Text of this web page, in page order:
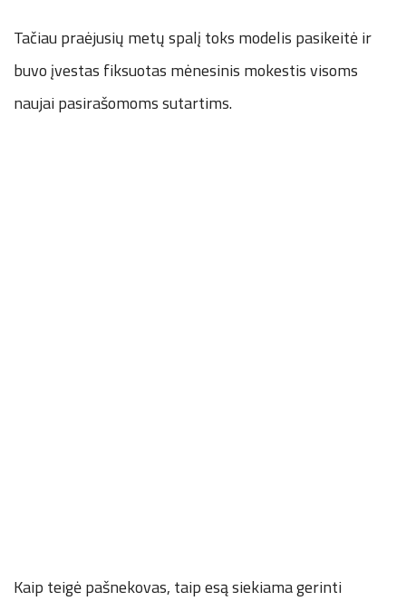
Tačiau praėjusių metų spalį toks modelis pasikeitė ir
buvo įvestas fiksuotas mėnesinis mokestis visoms
naujai pasirašomoms sutartims.
Kaip teigė pašnekovas, taip esą siekiama gerinti